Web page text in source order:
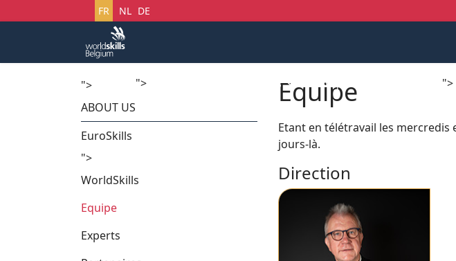
Sélectionnez votre langue
FR NL DE
"> Startech's Days Compétition nationale ">
">
ABOUT US
EuroSkills
">
WorldSkills
Equipe
Experts
Equipe
Etant en télétravail les mercredis
jours-là.
Direction